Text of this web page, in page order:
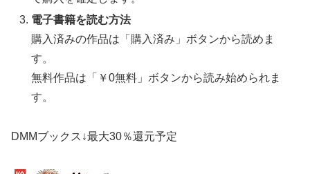
電子書籍を読む方法
購入済みの作品は「購入済み」ボタンから読めま
す。
無料作品は「￥0無料」ボタンから読み始められま
す。
DMMブックス↓最大30％還元予定